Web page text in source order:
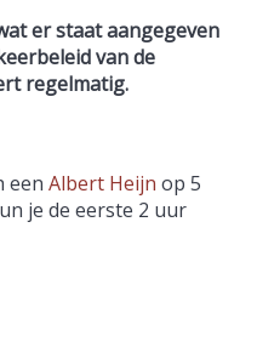
er staat aangegeven
van de
regelmatig.
een Albert Heijn op 5
je de eerste 2 uur